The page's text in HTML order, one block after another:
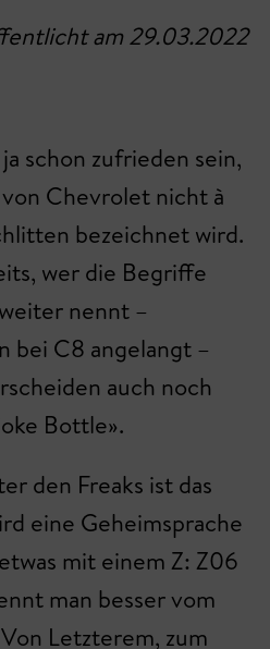
am 29.03.2022
schon zufrieden sein,
Chevrolet nicht à
bezeichnet wird.
wer die Begriffe
nennt –
bei C8 angelangt –
auch noch
Bottle».
den Freaks ist das
eine Geheimsprache
mit einem Z: Z06
man besser vom
Letzterem, zum